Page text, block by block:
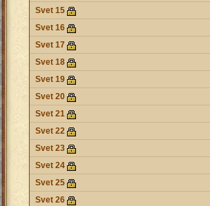
Svet 15
Svet 16
Svet 17
Svet 18
Svet 19
Svet 20
Svet 21
Svet 22
Svet 23
Svet 24
Svet 25
Svet 26